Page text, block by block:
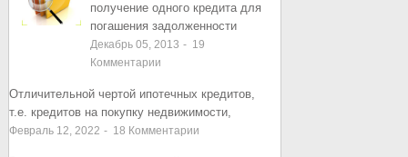
получение одного кредита для
погашения задолженности
Декабрь 05, 2013 - 19
Комментарии
Отличительной чертой ипотечных кредитов,
т.е. кредитов на покупку недвижимости,
Февраль 12, 2022 - 18 Комментарии